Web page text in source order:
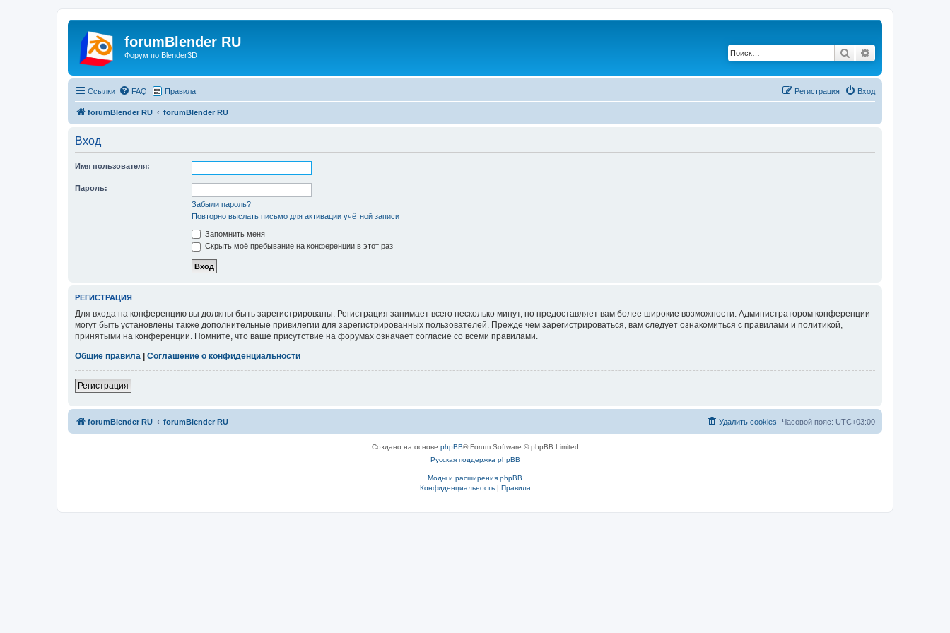
forumBlender RU
Форум по Blender3D Поиск
Ссылки FAQ Правила Вход
Регистрация
forumBlender RU forumBlender RU
Вход
Имя пользователя:
Пароль:
Забыли пароль?
Повторно выслать письмо для активации учётной записи
Запомнить меня
Скрыть моё пребывание на конференции в этот раз
РЕГИСТРАЦИЯ
Для входа на конференцию вы должны быть зарегистрированы. Регистрация занимает всего несколько минут, но предоставляет вам более широкие возможности. Администратором конференции
могут быть установлены также дополнительные привилегии для зарегистрированных пользователей. Прежде чем зарегистрироваться, вам следует ознакомиться с правилами и политикой,
принятыми на конференции. Помните, что ваше присутствие на форумах означает согласие со всеми правилами.
Общие правила
Соглашение о конфиденциальности
Регистрация
forumBlender RU forumBlender RU Часовой пояс: UTC+03:00
Удалить cookies
Создано на основе phpBB® Forum Software © phpBB Limited
Русская поддержка phpBB
Моды и расширения phpBB
Конфиденциальность| Правила